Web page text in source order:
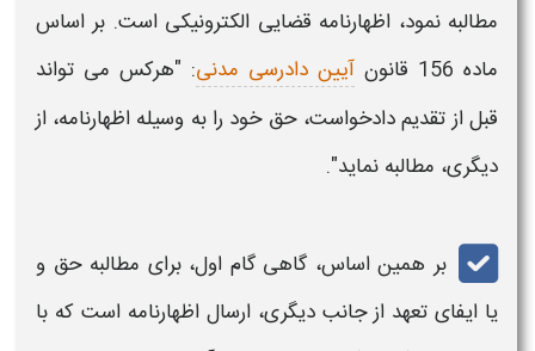
مطالبه نمود، اظهارنامه قضایی الکترونیکی است. بر اساس
ماده 156 قانون
آیین دادرسی مدنی: "هرکس می تواند
قبل از تقدیم دادخواست، حق خود را به وسیله اظهارنامه، از
دیگری، مطالبه نماید".
بر همین اساس، گاهی گام اول، برای مطالبه حق و
یا ایفای تعهد از جانب دیگری، ارسال اظهارنامه است که با